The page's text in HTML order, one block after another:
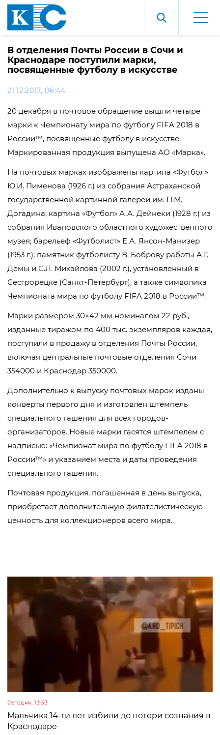
В отделения Почты России в Сочи и
Краснодаре поступили марки,
посвященные футболу в искусстве
21.12.2017, 06:44
20 декабря в почтовое обращение вышли четыре
марки к Чемпионату мира по футболу FIFA 2018 в
России™, посвященные футболу в искусстве.
Маркированная продукция выпущена АО «Марка».
На почтовых марках изображены картина «Футбол»
Ю.И. Пименова (1926 г.) из собрания Астраханской
государственной картинной галереи им. П.М.
Догадина; картина «Футбол» А.А. Дейнеки (1928 г.) из
собрания Ивановского областного художественного
музея; барельеф «Футболист» Е.А. Янсон-Манизер
(1953 г.); памятник футболисту В. Боброву работы А.Г.
Дёмы и С.Л. Михайлова (2002 г.), установленный в
Сестрорецке (Санкт-Петербург), а также символика
Чемпионата мира по футболу FIFA 2018 в России™.
Марки размером 30×42 мм номиналом 22 руб.,
изданные тиражом по 400 тыс. экземпляров каждая,
поступили в продажу в отделения Почты России,
включая центральные почтовые отделения Сочи
354000 и Краснодар 350000.
Дополнительно к выпуску почтовых марок изданы
конверты первого дня и изготовлен штемпель
специального гашения для всех городов-
организаторов. Новые марки гасятся штемпелем с
надписью: «Чемпионат мира по футболу FIFA 2018 в
России™» и указанием места и даты проведения
специального гашения.
Почтовая продукция, погашенная в день выпуска,
приобретает дополнительную филателистическую
ценность для коллекционеров всего мира.
Сегодня, 13:53
Мальчика 14-ти лет избили до потери сознания в
Краснодаре